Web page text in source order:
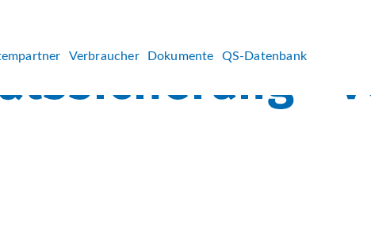
Verbraucher Dokumente QS-Datenbank